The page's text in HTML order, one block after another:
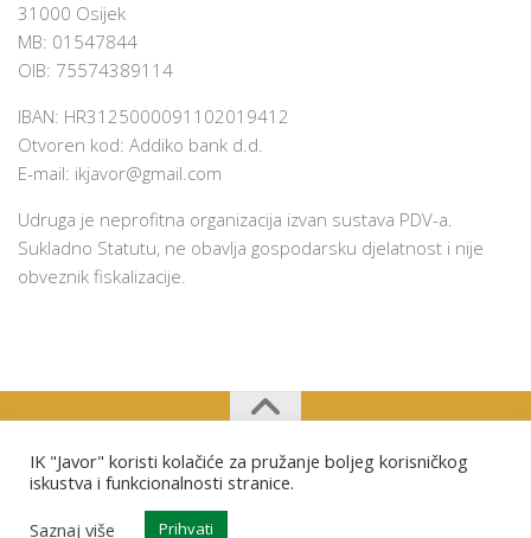
31000 Osijek
MB: 01547844
OIB: 75574389114
IBAN: HR3125000091102019412
Otvoren kod: Addiko bank d.d.
E-mail: ikjavor@gmail.com
Udruga je neprofitna organizacija izvan sustava PDV-a.
Sukladno Statutu, ne obavlja gospodarsku djelatnost i nije
obveznik fiskalizacije.
Izviđački klub "Javor" Osijek © 2026. Sva prava pridržana.
IK "Javor" koristi kolačiće za pružanje boljeg korisničkog
iskustva i funkcionalnosti stranice.
Saznaj više
Prihvati